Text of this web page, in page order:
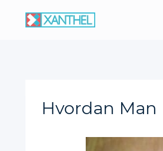
Hvordan